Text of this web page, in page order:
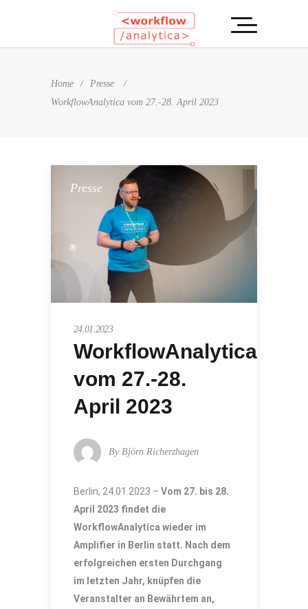
Home / Presse
/
WorkflowAnalytica vom 27.-28. April 2023
Presse
24.01.2023
WorkflowAnalytica
vom 27.-28.
April 2023
By Björn Richerzhagen
Berlin, 24.01.2023 – Vom 27. bis 28.
April 2023 findet die
WorkflowAnalytica wieder im
Amplifier in Berlin statt. Nach dem
erfolgreichen ersten Durchgang
im letzten Jahr, knüpfen die
Veranstalter an Bewährtem an,